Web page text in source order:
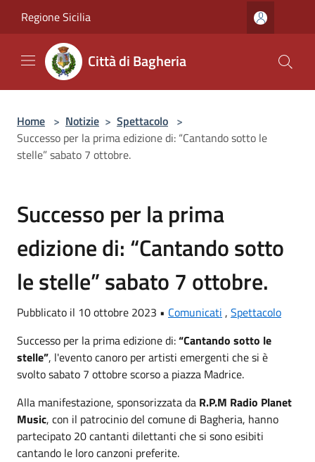
Regione Sicilia
Città di Bagheria
Home > Notizie > Spettacolo >
Successo per la prima edizione di: “Cantando sotto le
stelle” sabato 7 ottobre.
Successo per la prima
edizione di: “Cantando sotto
le stelle” sabato 7 ottobre.
Pubblicato il 10 ottobre 2023 • Comunicati , Spettacolo
Successo per la prima edizione di:“Cantando sotto le
stelle”, l'evento canoro per artisti emergenti che si è
svolto sabato 7 ottobre scorso a piazza Madrice.
Alla manifestazione, sponsorizzata da R.P.M Radio Planet
Music, con il patrocinio del comune di Bagheria, hanno
partecipato 20 cantanti dilettanti che si sono esibiti
cantando le loro canzoni preferite.